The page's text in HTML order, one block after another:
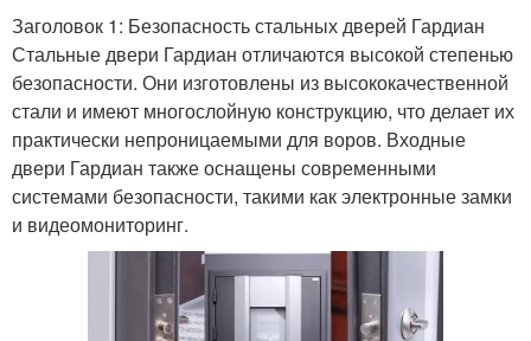
Заголовок 1: Безопасность стальных дверей Гардиан
Стальные двери Гардиан отличаются высокой степенью
безопасности. Они изготовлены из высококачественной
стали и имеют многослойную конструкцию, что делает их
практически непроницаемыми для воров. Входные
двери Гардиан также оснащены современными
системами безопасности, такими как электронные замки
и видеомониторинг.